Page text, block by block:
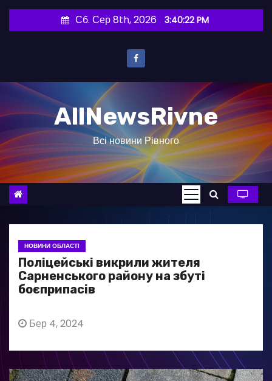
и
о
в
Сб. Сер 8th, 2026 3:40:23 PM
AllNewsRivne
Всі новини Рівного
НОВИНИ ОБЛАСТІ
Поліцейські викрили жителя
Сарненського району на збуті
боєприпасів
Бер 4, 2024